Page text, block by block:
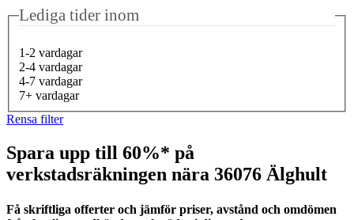
Lediga tider inom
1-2 vardagar
2-4 vardagar
4-7 vardagar
7+ vardagar
Rensa filter
Spara upp till 60%* på
verkstadsräkningen nära 36076 Älghult
Få skriftliga offerter och jämför priser, avstånd och omdömen